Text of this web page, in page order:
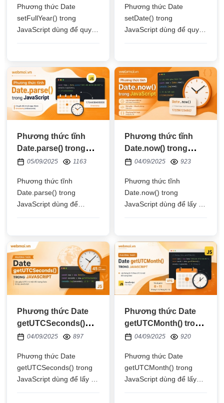
Phương thức Date
setFullYear() trong
JavaScript dùng để quy
Phương thức Date
setDate() trong
JavaScript dùng để quy
Phương thức tĩnh
Date.parse() trong
JavaScript
05/09/2025 1163
Phương thức tĩnh
Date.parse() trong
JavaScript dùng để
1/1/1970 tới thời điểm
trong chuỗi
Phương thức tĩnh
Date.now() trong
JavaScript
04/09/2025 923
Phương thức tĩnh
Date.now() trong
JavaScript dùng để lấy số
Date
Phương thức Date
getUTCSeconds()
trong JavaScript
04/09/2025 897
Phương thức Date
getUTCSeconds() trong
JavaScript dùng để lấy số
Phương thức Date
getUTCMonth() trong
JavaScript
04/09/2025 920
Phương thức Date
getUTCMonth() trong
JavaScript dùng để lấy